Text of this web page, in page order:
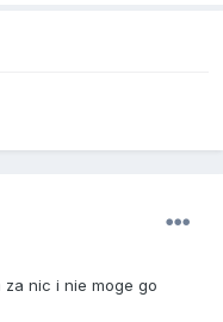
nic i nie moge go